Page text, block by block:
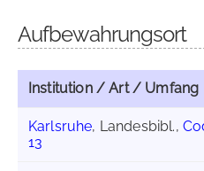
Aufbewahrungsort
Institution / Art / Umfang
Karlsruhe, Landesbibl.,
13